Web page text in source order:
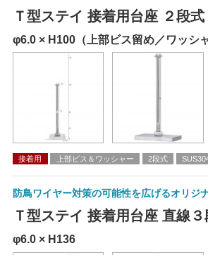
Ｔ型ステイ 接着用台座 ２段式
φ6.0 × H100（上部ビス留め／ワッシャ
接着用 上部ビス＆ワッシャー 2段式
防鳥ワイヤー対策の可能性を広げるオリジ
Ｔ型ステイ 接着用台座 直線３
φ6.0 × H136